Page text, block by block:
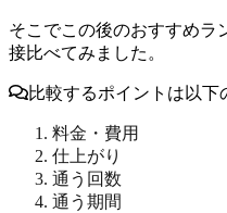
そこでこの後のおすすめラ
接比べてみました。
比較するポイントは以下
料金・費用
仕上がり
通う回数
通う期間